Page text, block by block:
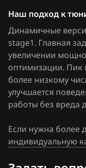
Groz
Haima
Haval
Hawtai
Honda
Hongqi
Наш подход к
Динамичные
stage1. Главная
увеличении
оптимизации. Пик
более низкому
улучшается
работы без вреда
Если нужна более
индивидуальную